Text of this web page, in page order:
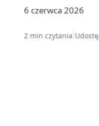
6 czerwca 2026
2 min czytania